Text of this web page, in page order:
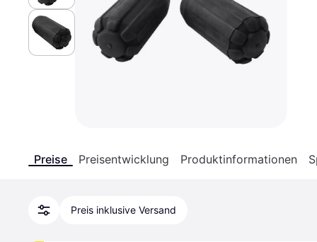
Preise Preisentwicklung Produktinformationen
Preis inklusive Versand